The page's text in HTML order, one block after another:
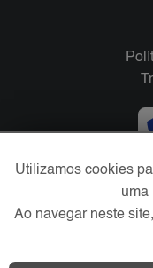
Utilizamos cookies
uma
Ao navegar neste